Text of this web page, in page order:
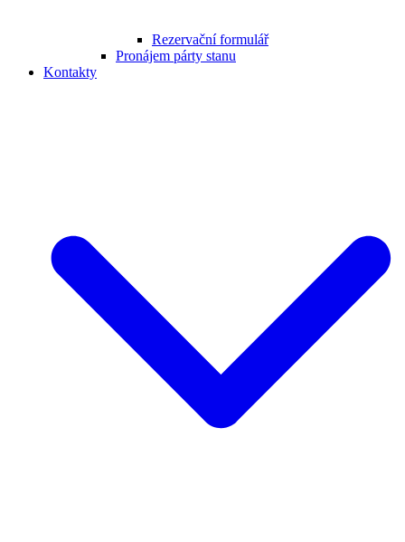
Rezervační formulář
Pronájem párty stanu
Kontakty